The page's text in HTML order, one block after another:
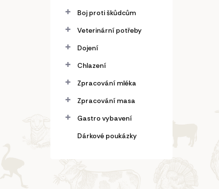
Boj proti škůdcům
Veterinární potřeby
Dojení
Chlazení
Zpracování mléka
Zpracování masa
Gastro vybavení
Dárkové poukázky